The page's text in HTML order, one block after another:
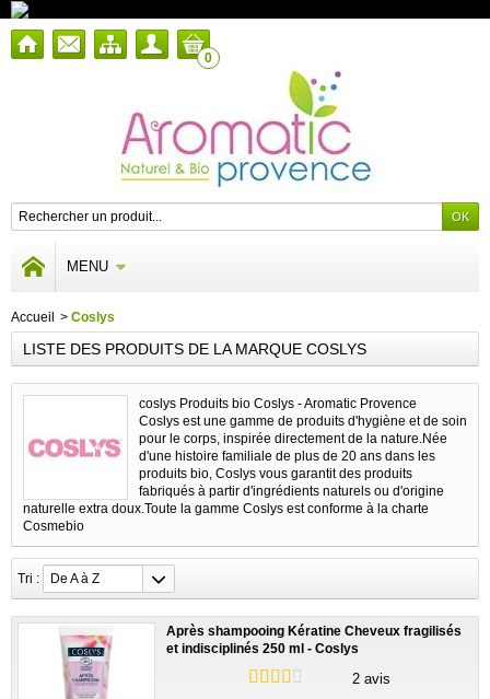
0
MENU
Accueil > Coslys
LISTE DES PRODUITS DE LA MARQUE COSLYS
coslys Produits bio Coslys - Aromatic Provence
Coslys est une gamme de produits d'hygiène et de soin
pour le corps, inspirée directement de la nature.Née
d'une histoire familiale de plus de 20 ans dans les
produits bio, Coslys vous garantit des produits
fabriqués à partir d'ingrédients naturels ou d'origine
naturelle extra doux.Toute la gamme Coslys est conforme à la charte
Cosmebio
Tri : De A à Z
Après shampooing Kératine Cheveux fragilisés
et indisciplinés 250 ml - Coslys
2 avis